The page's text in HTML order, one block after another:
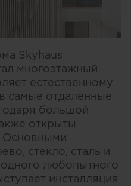
Skyhaus
многоэтажный
естественному
самые отдаленные
большой
открыты
стекло, сталь и
любопытного
инсталляция